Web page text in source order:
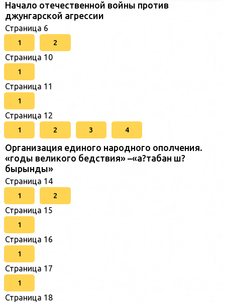
Начало отечественной войны против
джунгарской агрессии
Страница 6
1 2
Страница 10
1
Страница 11
1
Страница 12
1 2 3 4
Организация единого народного ополчения.
«годы великого бедствия» –«а?табан ш?
бырынды»
Страница 14
1 2
Страница 15
1
Страница 16
1
Страница 17
1
Страница 18